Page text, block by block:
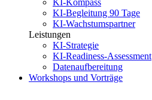
KI-Kompass
KI-Begleitung 90 Tage
KI-Wachstumspartner
Leistungen
KI-Strategie
KI-Readiness-Assessment
Datenaufbereitung
Workshops und Vorträge